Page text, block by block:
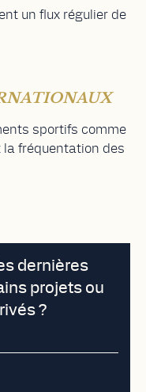
un flux régulier de
sportifs comme
la fréquentation des
dernières
projets ou
?